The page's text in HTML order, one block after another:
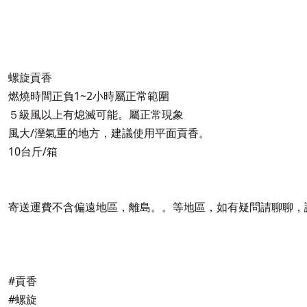
螺旋貢香
燃燒時間正負1~2小時屬正常範圍
５級風以上有熄滅可能。屬正常現象
風大/溼氣重的地方，建議使用平面貢香。
10台斤/箱
寄送運費不含偏遠地區，離島。。等地區，如有疑問請聊聊
#貢香
#螺旋